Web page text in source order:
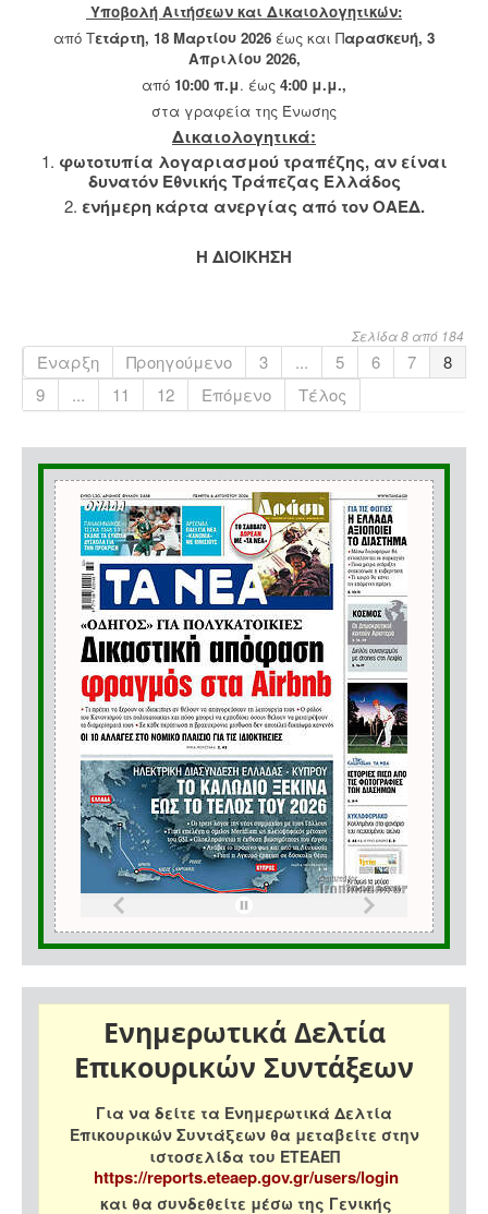
Υποβολή Aιτήσεων και Δικαιολογητικών:
από Τετάρτη, 18 Μαρτίου 2026 έως και Παρασκευή, 3
Απριλίου 2026,
από 10:00 π.μ. έως 4:00 μ.μ.,
στα γραφεία της Ένωσης
Δικαιολογητικά:
1. φωτοτυπία λογαριασμού τραπέζης, αν είναι
δυνατόν Εθνικής Τράπεζας Ελλάδος
2. ενήμερη κάρτα ανεργίας από τον ΟΑΕΔ.
Η ΔΙΟΙΚΗΣΗ
Σελίδα 8 από 184
Έναρξη Προηγούμενο 3 ... 5 6 7
8
9
... 11 12 Επόμενο Τέλος
Ενημερωτικά Δελτία
Επικουρικών Συντάξεων
Για να δείτε τα Ενημερωτικά Δελτία
Επικουρικών Συντάξεων θα μεταβείτε στην
ιστοσελίδα του ΕΤΕΑΕΠ
https://reports.eteaep.gov.gr/users/login
και θα συνδεθείτε μέσω της Γενικής